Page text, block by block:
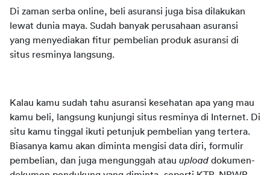
Di zaman serba online, beli asuransi juga bisa dilakukan
lewat dunia maya. Sudah banyak perusahaan asuransi
yang menyediakan fitur pembelian produk asuransi di
situs resminya langsung.
Kalau kamu sudah tahu asuransi kesehatan apa yang mau
kamu beli, langsung kunjungi situs resminya di Internet. Di
situ kamu tinggal ikuti petunjuk pembelian yang tertera.
Biasanya kamu akan diminta mengisi data diri, formulir
pembelian, dan juga mengunggah atau upload dokumen-